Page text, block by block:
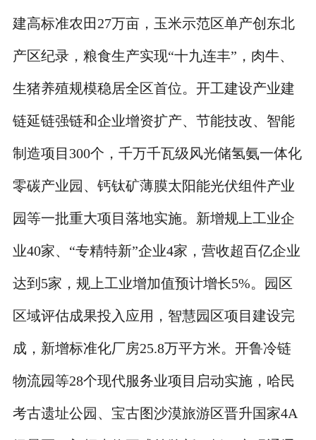
建高标准农田27万亩，玉米示范区单产创东北
产区纪录，粮食生产实现“十九连丰”，肉牛、
生猪养殖规模稳居全区首位。开工建设产业建
链延链强链和企业增资扩产、节能技改、智能
制造项目300个，千万千瓦级风光储氢氨一体化
零碳产业园、钙钛矿薄膜太阳能光伏组件产业
园等一批重大项目落地实施。新增规上工业企
业40家、“专精特新”企业4家，营收超百亿企业
达到5家，规上工业增加值预计增长5%。园区
区域评估成果投入应用，智慧园区项目建设完
成，新增标准化厂房25.8万平方米。开鲁冷链
物流园等28个现代服务业项目启动实施，哈民
考古遗址公园、宝古图沙漠旅游区晋升国家4A